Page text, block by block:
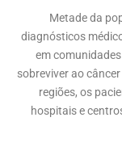
Metade da
diagnósticos
em
sobreviver ao
regiões, os
hospitais e